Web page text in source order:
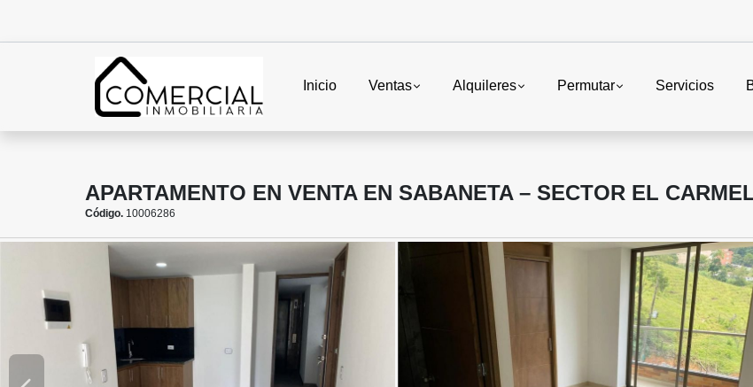
Inicio Ventas Alquileres Permutar Servicios
APARTAMENTO EN VENTA EN SABANETA – SECTOR EL
Código. 10006286